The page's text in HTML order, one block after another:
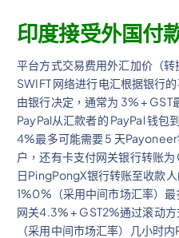
印度接受外国付
平台方式交易费用外汇加价（
SWIFT 网络进行电汇根据银行
由银行决定，通常为 3% + GST
PayPal从汇款者的 PayPal 钱包
4%最多可能需要 5 天
户，还有卡支付网关银行转账
日PingPongX银行转账至收款
1%0%（采用中间市场汇率）
网关4.3% + GST2%通过滚动
（采用中间市场汇率）几小时